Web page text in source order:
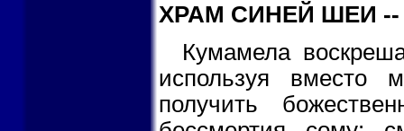
ХРАМ СИНЕЙ ШЕИ
Кумамела
используя вместо
получить